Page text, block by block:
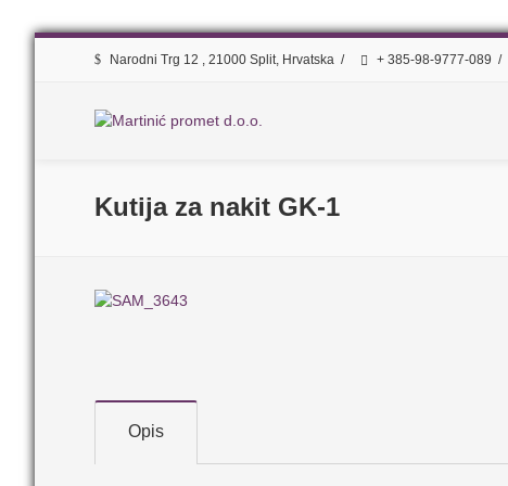
Narodni Trg 12 , 21000 Split, Hrvatska / + 385-98-9777-089 /
Kutija za nakit GK-1
Opis